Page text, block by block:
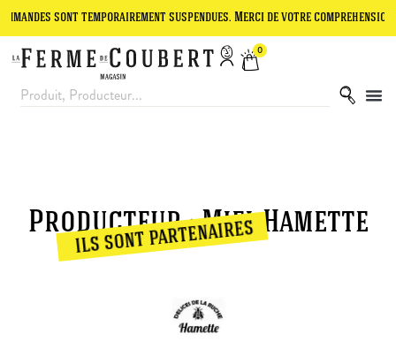
sont temporairement suspendues. Merci de votre compréhension.
0
Producteur : Miel Hamette
ils sont partenaires